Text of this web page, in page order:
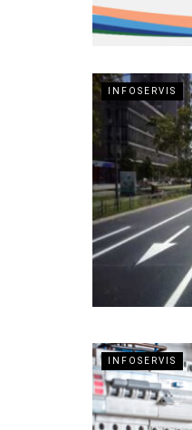
INFOSERVIS
INFOSERVIS